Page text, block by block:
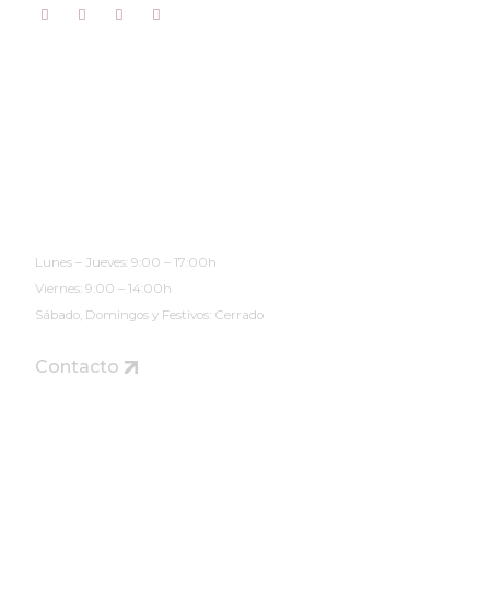
Lunes – Jueves: 9:00 – 17:00h
Viernes: 9:00 – 14:00h
Sábado, Domingos y Festivos: Cerrado
Contacto